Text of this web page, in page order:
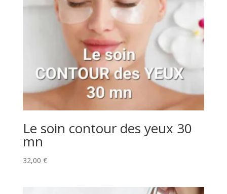
Le soin contour des yeux 30
mn
32,00 €